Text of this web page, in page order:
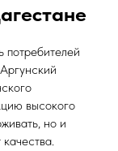
потребителей
высокого
но и